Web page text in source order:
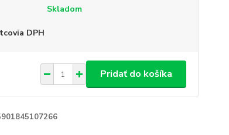
Skladom
DPH
Pridať do košíka